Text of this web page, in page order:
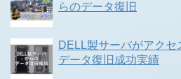
らのデータ復旧
DELL製サーバがアク
データ復旧成功実績